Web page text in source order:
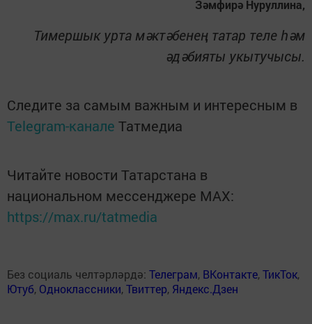
Зәмфирә Нуруллина,
Тимершык урта мәктәбенең татар теле һәм
әдәбияты укытучысы.
Следите за самым важным и интересным в
Telegram-канале Татмедиа
Читайте новости Татарстана в
национальном мессенджере MАХ:
https://max.ru/tatmedia
Без социаль челтәрләрдә: Телеграм, ВКонтакте,ТикТок,
Ютуб, Одноклассники,Твиттер, Яндекс.Дзен